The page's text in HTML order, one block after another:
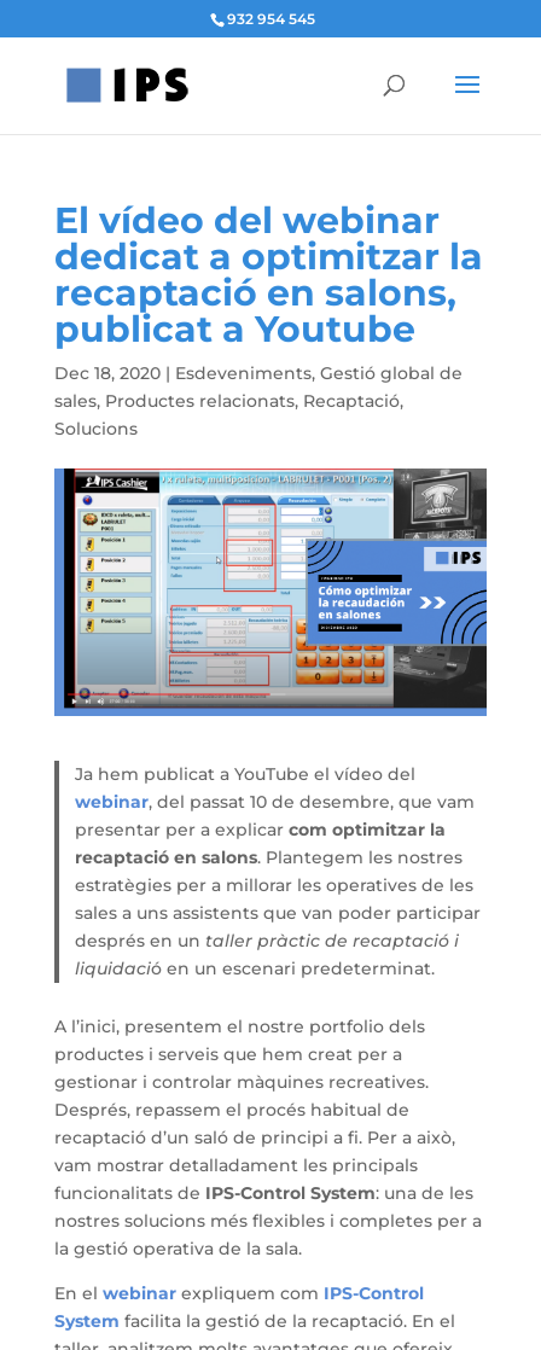
932 954 545
El vídeo del webinar
dedicat a optimitzar la
recaptació en salons,
publicat a Youtube
Dec 18, 2020| Esdeveniments, Gestió global de
sales, Productes relacionats, Recaptació,
Solucions
Ja hem publicat a YouTube el vídeo del
webinar, del passat 10 de desembre, que vam
presentar per a explicarcom optimitzar la
recaptació en salons. Plantegem les nostres
estratègies per a millorar les operatives de les
sales a uns assistents que van poder participar
després en un taller pràctic de recaptació i
liquidació en un escenari predeterminat.
A l’inici, presentem el nostre portfolio dels
productes i serveis que hem creat per a
gestionar i controlar màquines recreatives.
Després, repassem el procés habitual de
recaptació d’un saló de principi a fi. Per a això,
vam mostrar detalladament les principals
funcionalitats de IPS-Control System: una de les
nostres solucions més flexibles i completes per a
la gestió operativa de la sala.
En el webinarexpliquem com IPS-Control
System facilita la gestió de la recaptació. En el